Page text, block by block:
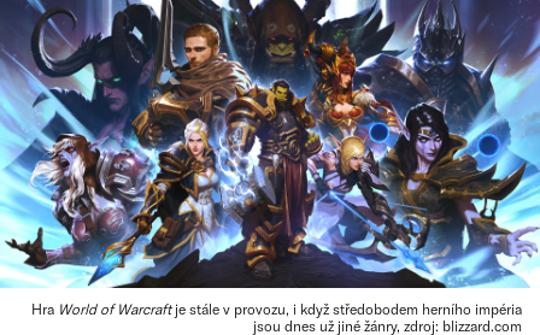
Hra World of Warcraftje stále v provozu, i když středobodem herního impéria
jsou dnes už jiné žánry, zdroj: blizzard.com